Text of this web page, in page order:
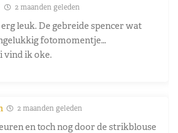
2 maanden geleden
leuk. De gebreide spencer wat
fotomomentje…
vind ik oke.
2 maanden geleden
en toch nog door de strikblouse